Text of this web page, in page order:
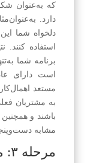
که به‌عنوان
دارد.
دلخواه شما
استفاده
برنامه شما
است دارای
مستعد
به مشتریان
باشند و
مشابه
مرحله ۳: محتوای خوب ایجاد کنید.